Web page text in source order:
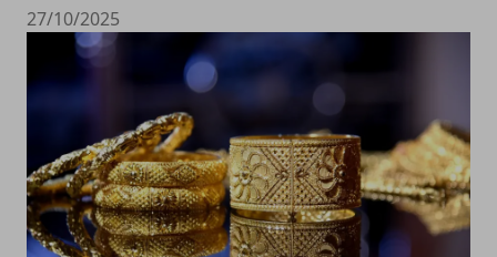
27/10/2025